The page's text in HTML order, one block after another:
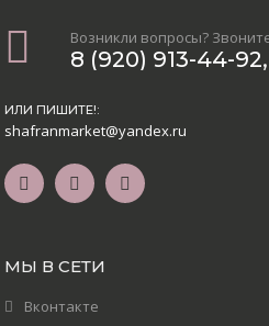
Возникли вопросы?
8 (920) 913-44-92,
ИЛИ ПИШИТЕ!:
shafranmarket@yandex.ru
МЫ В СЕТИ
Вконтакте